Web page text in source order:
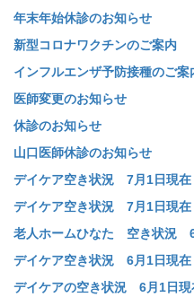
年末年始休診のお知らせ
新型コロナワクチンのご案内
インフルエンザ予防接種のご案
医師変更のお知らせ
休診のお知らせ
山口医師休診のお知らせ
デイケア空き状況 7月1日現在
デイケア空き状況 7月1日現在
老人ホームひなた 空き状況
デイケア空き状況 6月1日現在
デイケアの空き状況 6月1日現